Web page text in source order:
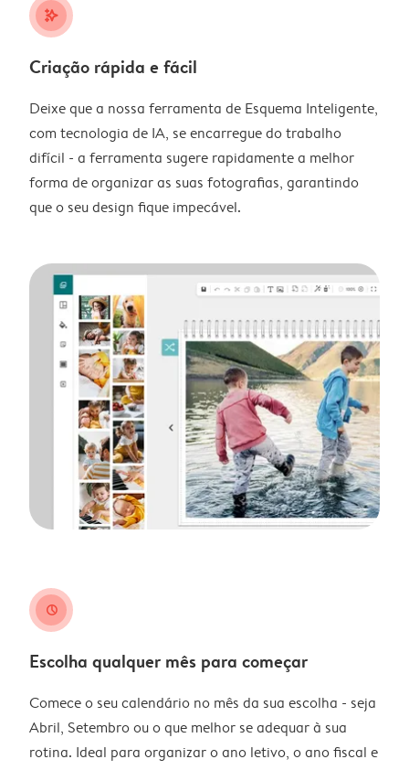
stars_plus
Criação rápida e fácil
Deixe que a nossa ferramenta de Esquema Inteligente,
com tecnologia de IA, se encarregue do trabalho
difícil - a ferramenta sugere rapidamente a melhor
forma de organizar as suas fotografias, garantindo
que o seu design fique impecável.
clock
Escolha qualquer mês para começar
Comece o seu calendário no mês da sua escolha - seja
Abril, Setembro ou o que melhor se adequar à sua
rotina. Ideal para organizar o ano letivo, o ano fiscal e